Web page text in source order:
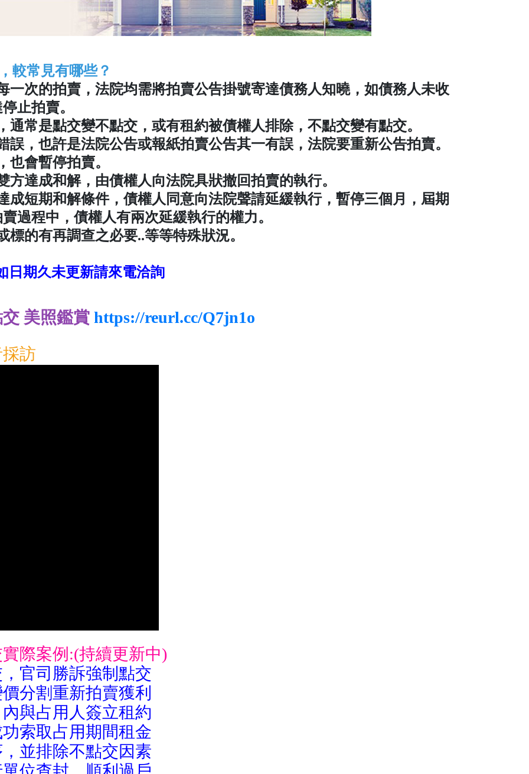
較常見有哪些？
一次的拍賣，法院均需將拍賣公告掛號寄達債務人知曉，如債務人未收
止拍賣。
通常是點交變不點交，或有租約被債權人排除，不點交變有點交。
誤，也許是法院公告或報紙拍賣公告其一有誤，法院要重新公告拍賣。
也會暫停拍賣。
方達成和解，由債權人向法院具狀撤回拍賣的執行。
成短期和解條件，債權人同意向法院聲請延緩執行，暫停三個月，屆期
過程中，債權人有兩次延緩執行的權力。
標的有再調查之必要..等等特殊狀況。
日期久未更新請來電洽詢
美照鑑賞 https://reurl.cc/Q7jn1o
訪
際案例:(持續更新中)
官司勝訴強制點交
分割重新拍賣獲利
與占用人簽立租約
索取占用期間租金
並排除不點交因素